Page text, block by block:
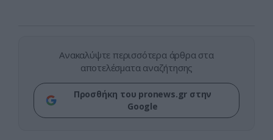
Ανακαλύψτε περισσότερα άρθρα στα
αποτελέσματα αναζήτησης
Προσθήκη του pronews.gr στην
Google